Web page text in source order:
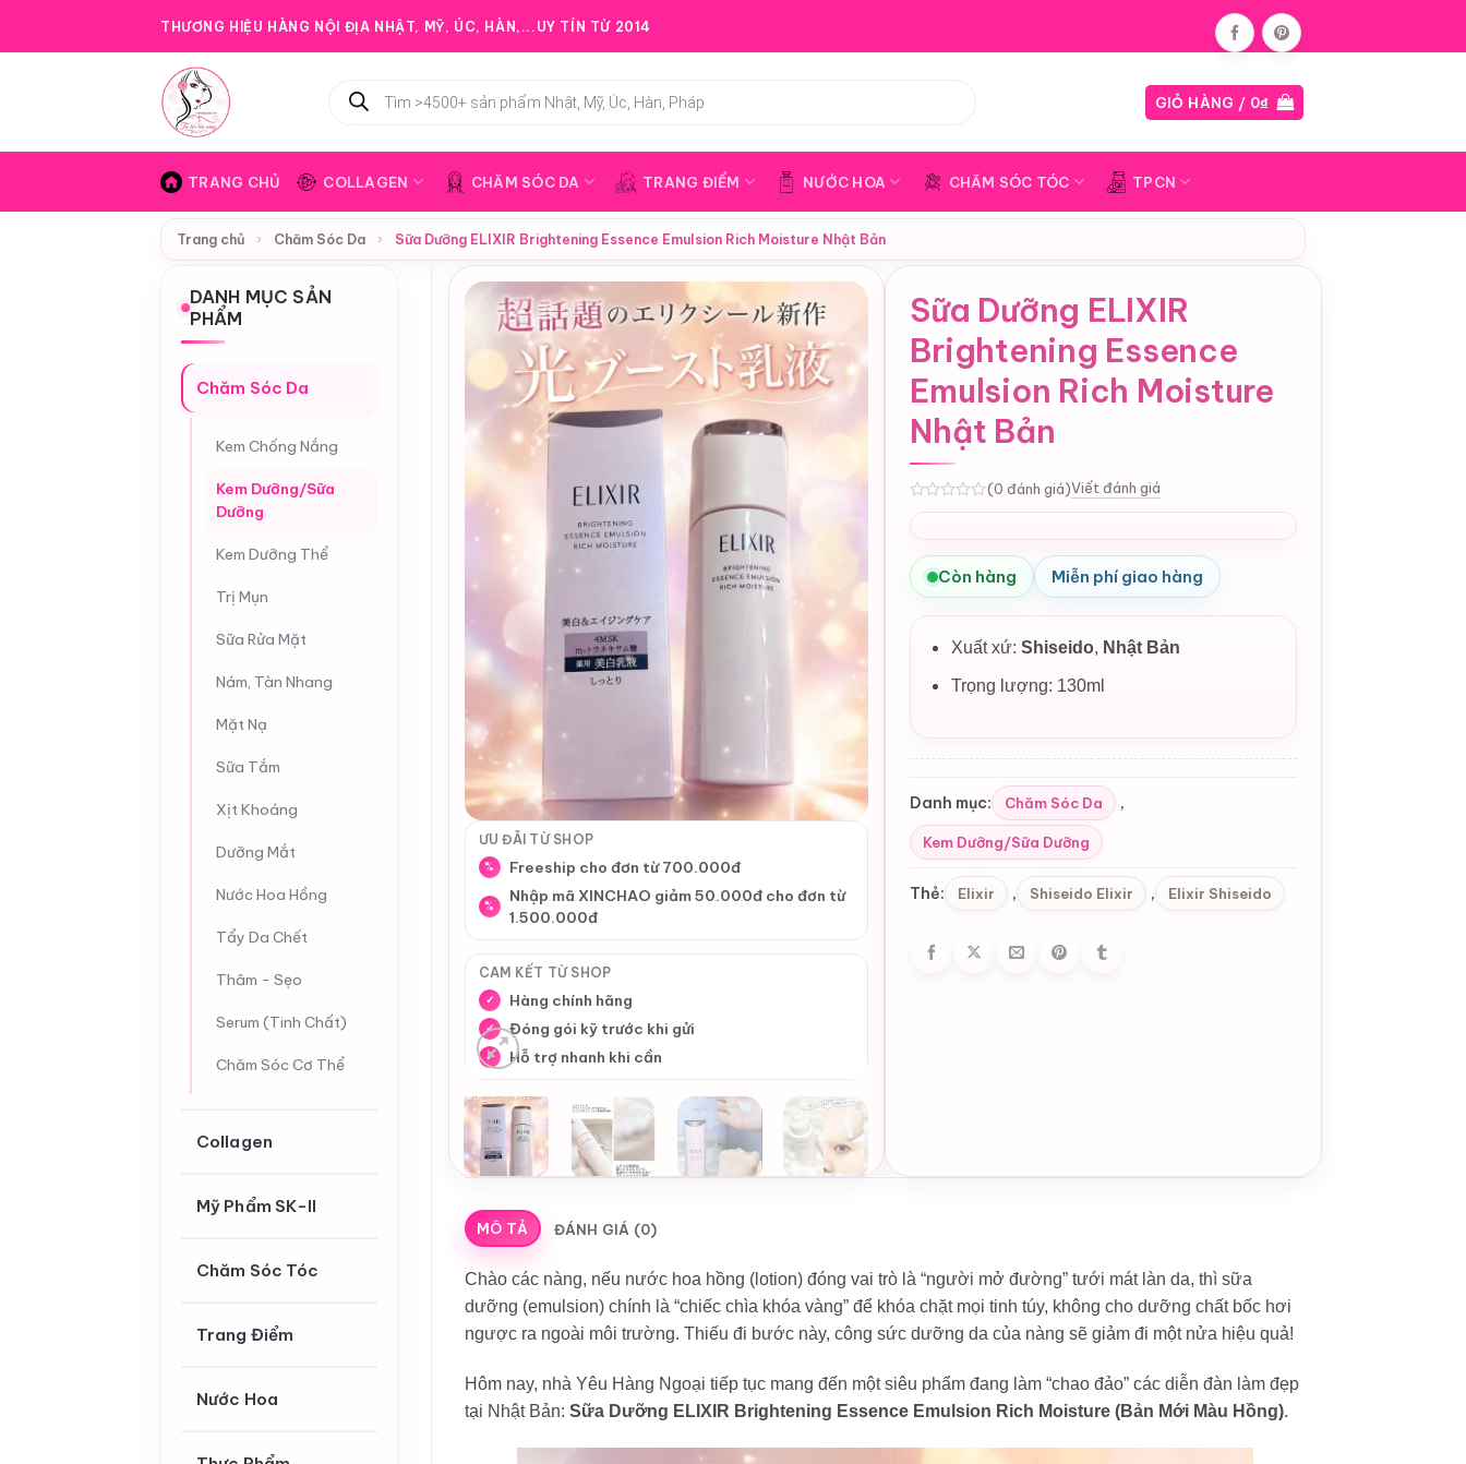
THƯƠNG HIỆU HÀNG NỘI ĐỊA NHẬT, MỸ, ÚC, HÀN,...UY TÍN TỪ 2014
kiếm
GIỎ HÀNG / 0₫
TRANG CHỦ COLLAGEN CHĂM SÓC DA TRANG ĐIỂM NƯỚC HOA CHĂM SÓC TÓC TPCN
Trang chủ › Chăm Sóc Da › Sữa Dưỡng ELIXIR Brightening Essence Emulsion Rich Moisture Nhật Bản
DANH MỤC SẢN
PHẨM
Chăm Sóc Da
Kem Chống Nắng
Kem Dưỡng/Sữa
Dưỡng
Kem Dưỡng Thể
Trị Mụn
Sữa Rửa Mặt
Nám, Tàn Nhang
Mặt Nạ
Sữa Tắm
Xịt Khoáng
Dưỡng Mắt
Nước Hoa Hồng
Tẩy Da Chết
Thâm - Sẹo
Serum (Tinh Chất)
Chăm Sóc Cơ Thể
Collagen
Mỹ Phẩm SK-II
Chăm Sóc Tóc
Trang Điểm
Nước Hoa
ƯU ĐÃI TỪ SHOP
% Freeship cho đơn từ 700.000đ
%
Nhập mã XINCHAO giảm 50.000đ cho đơn từ
1.500.000đ
CAM KẾT TỪ SHOP
✓ Hàng chính hãng
✓ Đóng gói kỹ trước khi gửi
✓ Hỗ trợ nhanh khi cần
Sữa Dưỡng ELIXIR
Brightening Essence
Emulsion Rich Moisture
Nhật Bản
0
(0 đánh giá)Viết đánh giá
Còn hàng Miễn phí giao hàng
Xuất xứ:Shiseido, Nhật Bản
Trọng lượng: 130ml
Danh mục: Chăm Sóc Da ,
Kem Dưỡng/Sữa Dưỡng
Thẻ: Elixir , Shiseido Elixir , Elixir Shiseido
MÔ TẢ ĐÁNH GIÁ (0)
Chào các nàng, nếu nước hoa hồng (lotion) đóng vai trò là “người mở đường” tưới mát làn da, thì sữa
dưỡng (emulsion) chính là “chiếc chìa khóa vàng” để khóa chặt mọi tinh túy, không cho dưỡng chất bốc hơi
ngược ra ngoài môi trường. Thiếu đi bước này, công sức dưỡng da của nàng sẽ giảm đi một nửa hiệu quả!
Hôm nay, nhà Yêu Hàng Ngoại tiếp tục mang đến một siêu phẩm đang làm “chao đảo” các diễn đàn làm đẹp
tại Nhật Bản: Sữa Dưỡng ELIXIR Brightening Essence Emulsion Rich Moisture (Bản Mới Màu Hồng).